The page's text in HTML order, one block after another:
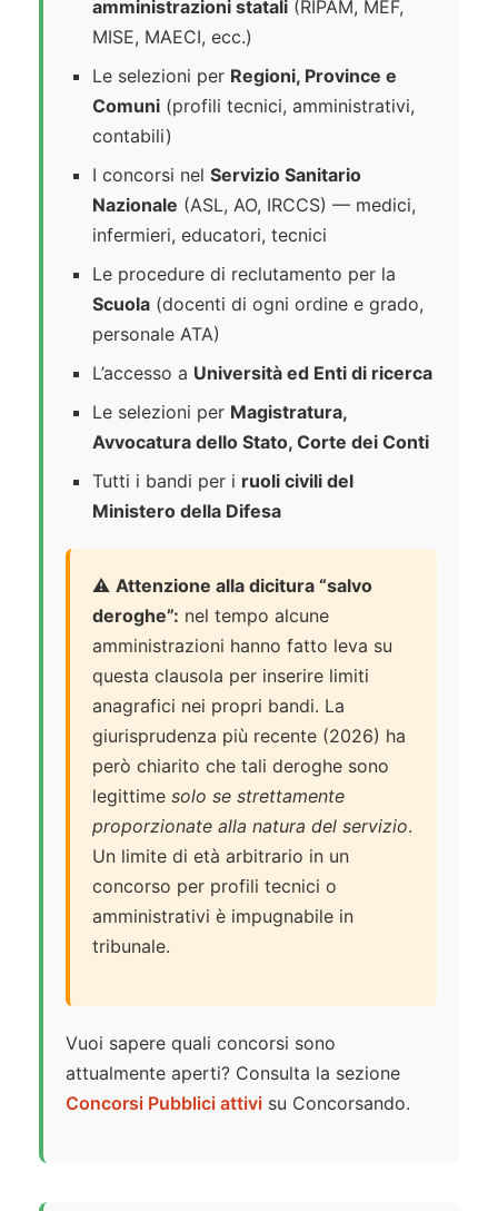
amministrazioni statali (RIPAM, MEF,
MISE, MAECI, ecc.)
Le selezioni per Regioni, Province e
Comuni (profili tecnici, amministrativi,
contabili)
I concorsi nel Servizio Sanitario
Nazionale (ASL, AO, IRCCS) — medici,
infermieri, educatori, tecnici
Le procedure di reclutamento per la
Scuola (docenti di ogni ordine e grado,
personale ATA)
L’accesso a Università ed Enti di ricerca
Le selezioni per Magistratura,
Avvocatura dello Stato, Corte dei Conti
Tutti i bandi per i ruoli civili del
Ministero della Difesa
⚠️ Attenzione alla dicitura “salvo
deroghe”: nel tempo alcune
amministrazioni hanno fatto leva su
questa clausola per inserire limiti
anagrafici nei propri bandi. La
giurisprudenza più recente (2026) ha
però chiarito che tali deroghe sono
legittime solo se strettamente
proporzionate alla natura del servizio.
Un limite di età arbitrario in un
concorso per profili tecnici o
amministrativi è impugnabile in
tribunale.
Vuoi sapere quali concorsi sono
attualmente aperti? Consulta la sezione
Concorsi Pubblici attivi su Concorsando.